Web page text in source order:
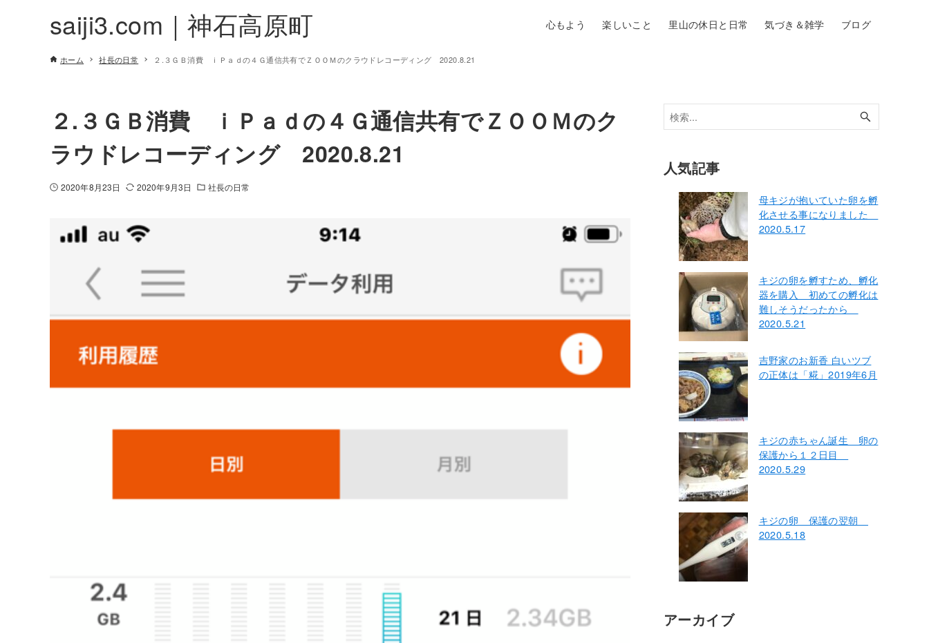
saiji3.com｜神石高原町 心もよう 楽しいこと 里山の休日と日常 気づき＆雑学 ブログ
ホーム 社長の日常 ２.３ＧＢ消費 ｉＰａｄの４Ｇ通信共有でＺＯＯＭのクラウドレコーディング 2020.8.21
２.３ＧＢ消費 ｉＰａｄの４Ｇ通信共有でＺＯＯＭのク
ラウドレコーディング 2020.8.21
2020年8月23日 2020年9月3日 社長の日常
人気記事
母キジが抱いていた卵を孵
化させる事になりました
2020.5.17
キジの卵を孵すため、孵化
器を購入 初めての孵化は
難しそうだったから
2020.5.21
吉野家のお新香 白いツブ
の正体は「糀」2019年6月
キジの赤ちゃん誕生 卵の
保護から１２日目
2020.5.29
キジの卵 保護の翌朝
2020.5.18
アーカイブ